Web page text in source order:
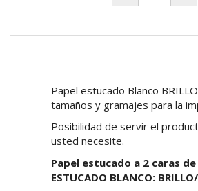
Papel estucado Blanco
tamaños y gramajes para la
Posibilidad de servir el
usted necesite.
Papel estucado a 2 caras
ESTUCADO BLANCO: